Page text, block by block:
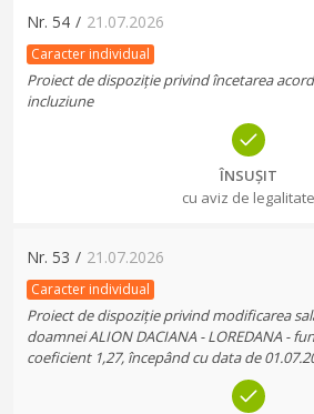
Nr. 54 / 21.07.2026
Caracter individual
Proiect de dispoziție privind încetarea
incluziune
ÎNSUȘIT
cu aviz de legalitate
Nr. 53 / 21.07.2026
Caracter individual
Proiect de dispoziție privind modificarea
doamnei ALION DACIANA - LOREDANA -
coeficient 1,27, începând cu data de